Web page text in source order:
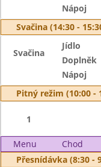
Nápoj
Svačina (14:30 -
Svačina
Jídlo
Doplněk
Nápoj
Pitný režim (10:00 -
1
Menu Chod
Přesnídávka (8:30 -